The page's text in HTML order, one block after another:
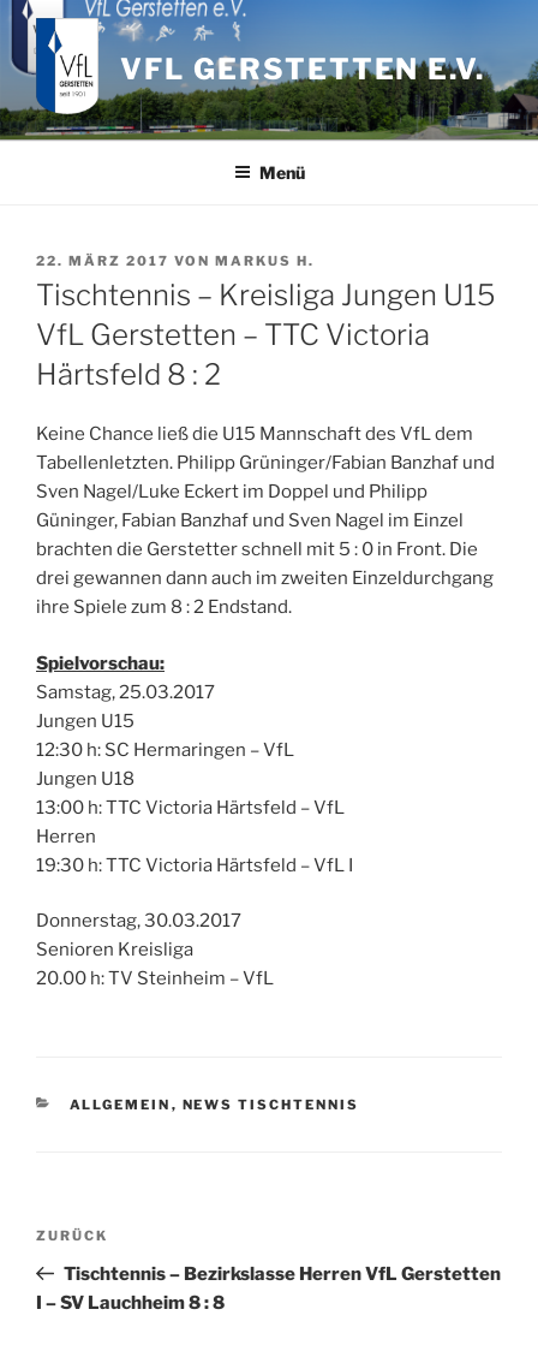
Zum
Inhalt
springen
VFL GERSTETTEN E.V.
Menü
VERÖFFENTLICHT
AM
22. MÄRZ 2017 VON MARKUS H.
Tischtennis – Kreisliga Jungen U15
VfL Gerstetten – TTC Victoria
Härtsfeld 8 : 2
Keine Chance ließ die U15 Mannschaft des VfL dem
Tabellenletzten. Philipp Grüninger/Fabian Banzhaf und
Sven Nagel/Luke Eckert im Doppel und Philipp
Güninger, Fabian Banzhaf und Sven Nagel im Einzel
brachten die Gerstetter schnell mit 5 : 0 in Front. Die
drei gewannen dann auch im zweiten Einzeldurchgang
ihre Spiele zum 8 : 2 Endstand.
Spielvorschau:
Samstag, 25.03.2017
Jungen U15
12:30 h: SC Hermaringen – VfL
Jungen U18
13:00 h: TTC Victoria Härtsfeld – VfL
Herren
19:30 h: TTC Victoria Härtsfeld – VfL I
Donnerstag, 30.03.2017
Senioren Kreisliga
20.00 h: TV Steinheim – VfL
KATEGORIEN
ALLGEMEIN , NEWS TISCHTENNIS
Beitragsnavigation
Vorheriger
Beitrag
ZURÜCK
Tischtennis – Bezirkslasse Herren VfL Gerstetten
I – SV Lauchheim 8 : 8